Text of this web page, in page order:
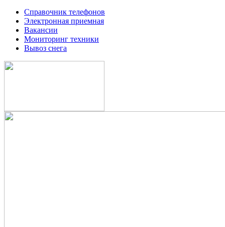
Справочник телефонов
Электронная приемная
Вакансии
Мониторинг техники
Вывоз снега